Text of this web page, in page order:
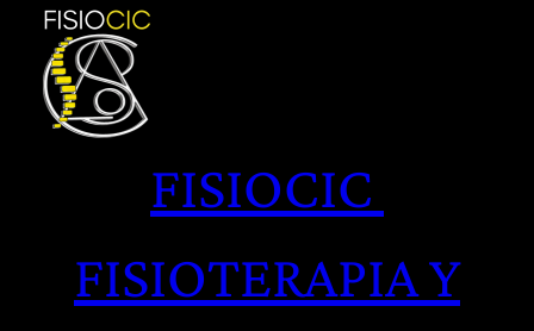
Saltar
contenido
FISIOCIC
FISIOTERAPIA Y